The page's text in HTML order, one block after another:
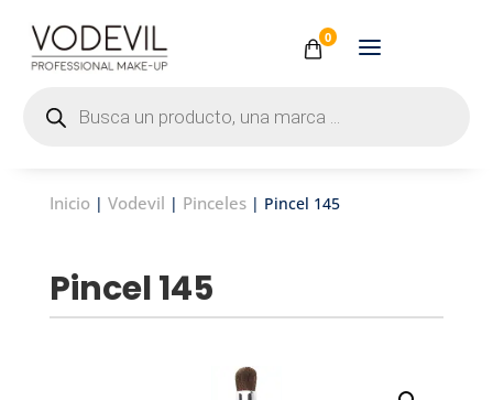
0
productos
Inicio| Vodevil | Pinceles| Pincel 145
Pincel 145